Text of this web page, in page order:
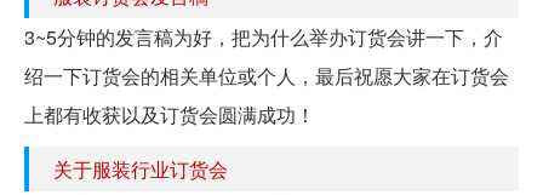
3~5分钟的发言稿为好，把为什么举办订货会讲一下，介
绍一下订货会的相关单位或个人，最后祝愿大家在订货会
上都有收获以及订货会圆满成功！
关于服装行业订货会